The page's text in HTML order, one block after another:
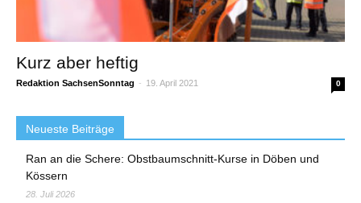
Kurz aber heftig
Redaktion SachsenSonntag - 19. April 2021 0
Neueste Beiträge
Ran an die Schere: Obstbaumschnitt-Kurse in Döben und
Kössern
28. Juli 2026